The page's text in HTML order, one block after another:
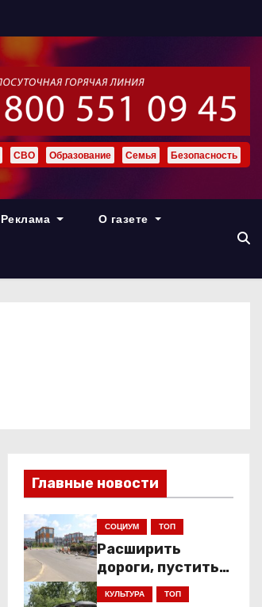
СВО Образование Семья Безопасность
Реклама О газете
Главные новости
СОЦИУМ ТОП
Расширить
дороги, пустить
низкопольники
КУЛЬТУРА ТОП